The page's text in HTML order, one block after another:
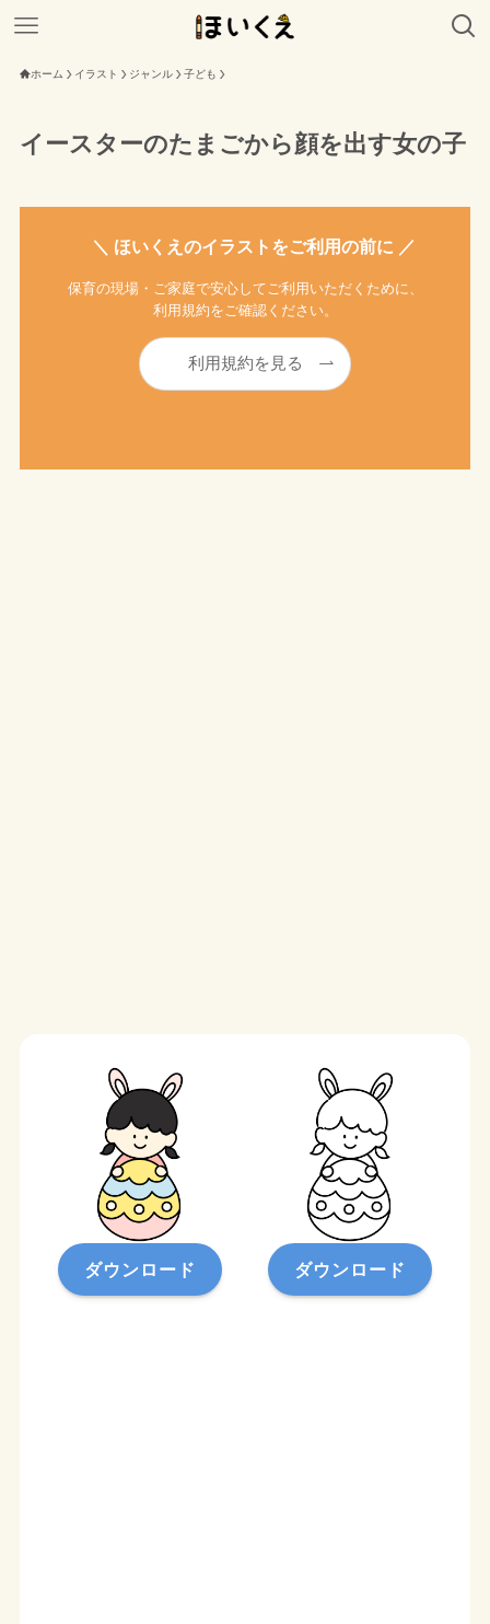
ホーム イラスト ジャンル 子ども
イースターのたまごから顔を出す女の子
＼ ほいくえのイラストをご利用の前に ／
保育の現場・ご家庭で安心してご利用いただくために、
利用規約をご確認ください。
利用規約を見る
ダウンロード ダウンロード